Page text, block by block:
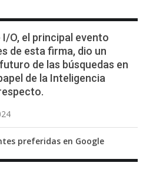
I/O, el principal evento
de esta firma, dio un
de las búsquedas en
de la Inteligencia
preferidas en Google